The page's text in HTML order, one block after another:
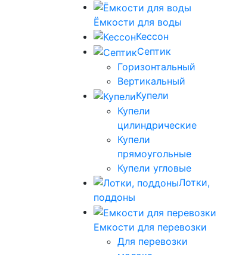
Ёмкости для воды
Кессон
Септик
Горизонтальный
Вертикальный
Купели
Купели
цилиндрические
Купели
прямоугольные
Купели угловые
Лотки,
поддоны
Емкости для перевозки
Для перевозки